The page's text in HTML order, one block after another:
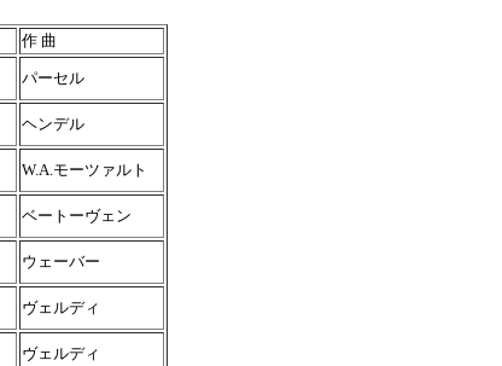
作 曲
パーセル
ヘンデル
W.A.モーツァルト
ベートーヴェン
ウェーバー
ヴェルディ
ヴェルディ